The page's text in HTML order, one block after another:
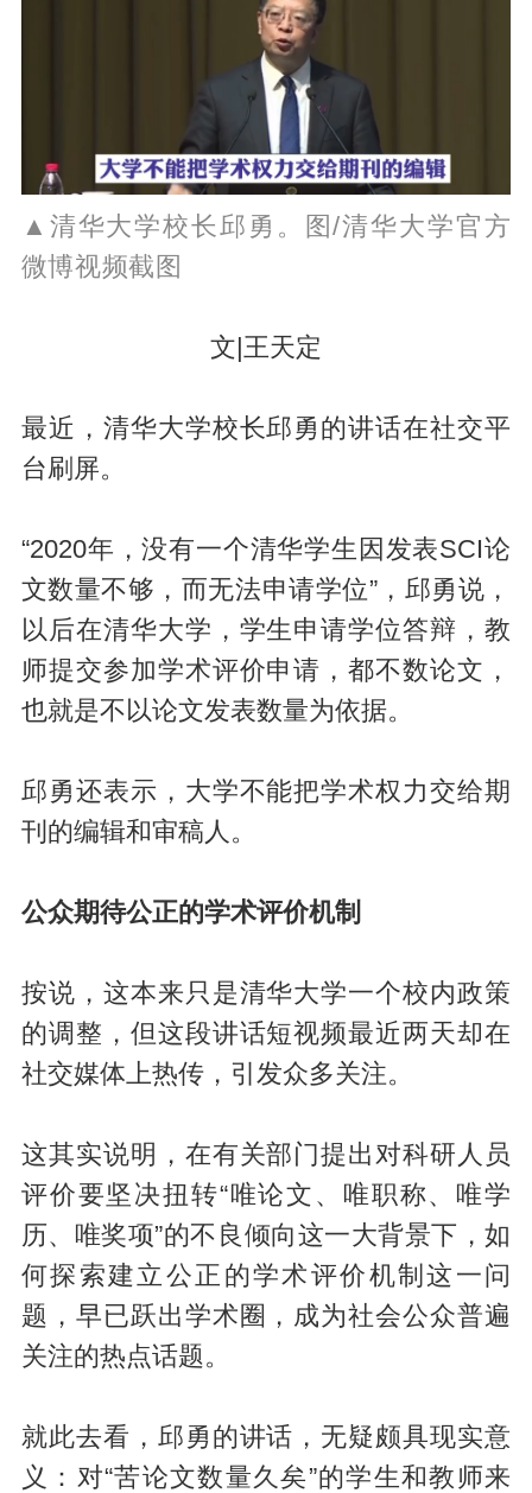
▲清华大学校长邱勇。图/清华大学官方
微博视频截图
文|王天定
最近，清华大学校长邱勇的讲话在社交平
台刷屏。
“2020年，没有一个清华学生因发表SCI论
文数量不够，而无法申请学位”，邱勇说，
以后在清华大学，学生申请学位答辩，教
师提交参加学术评价申请，都不数论文，
也就是不以论文发表数量为依据。
邱勇还表示，大学不能把学术权力交给期
刊的编辑和审稿人。
公众期待公正的学术评价机制
按说，这本来只是清华大学一个校内政策
的调整，但这段讲话短视频最近两天却在
社交媒体上热传，引发众多关注。
这其实说明，在有关部门提出对科研人员
评价要坚决扭转“唯论文、唯职称、唯学
历、唯奖项”的不良倾向这一大背景下，如
何探索建立公正的学术评价机制这一问
题，早已跃出学术圈，成为社会公众普遍
关注的热点话题。
就此去看，邱勇的讲话，无疑颇具现实意
义：对“苦论文数量久矣”的学生和教师来